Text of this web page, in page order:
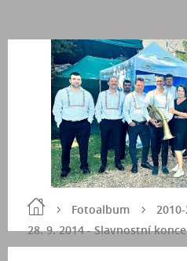
Fotoalbum
28. 9. 2014 - Slavnostní